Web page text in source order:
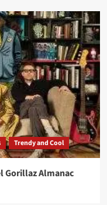
Trendy and Cool
Gorillaz Almanac